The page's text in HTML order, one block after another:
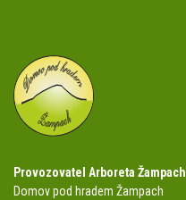
Provozovatel Arboreta Žampach
Domov pod hradem Žampach